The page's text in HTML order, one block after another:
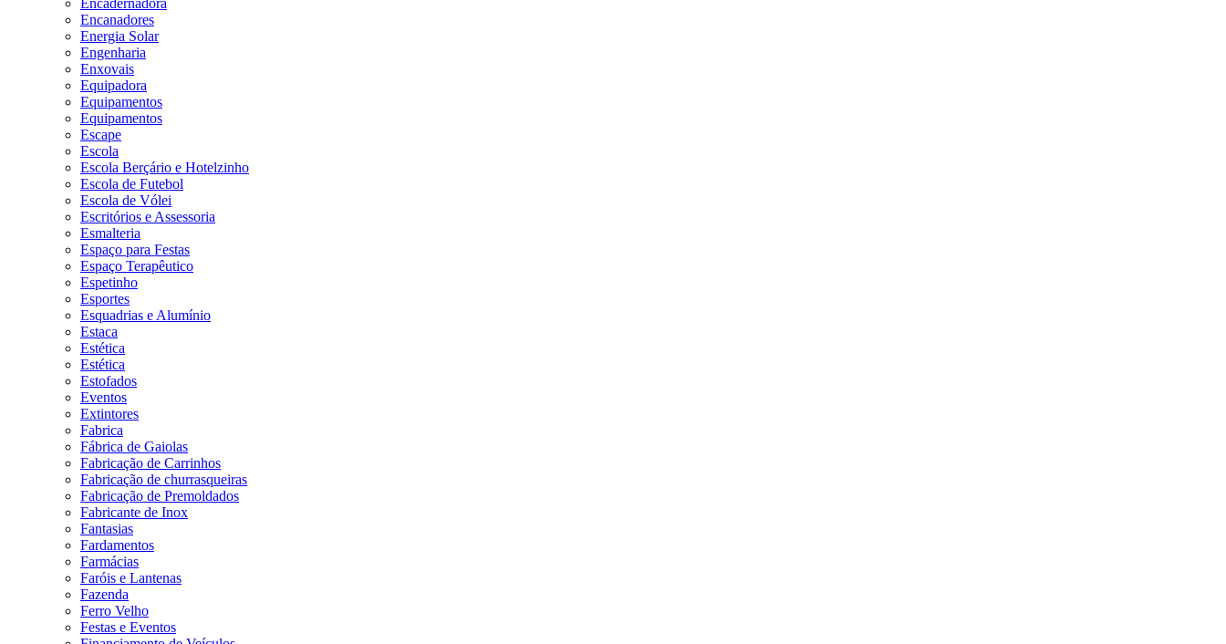
Encadernadora
Encanadores
Energia Solar
Engenharia
Enxovais
Equipadora
Equipamentos
Equipamentos
Escape
Escola
Escola Berçário e Hotelzinho
Escola de Futebol
Escola de Vólei
Escritórios e Assessoria
Esmalteria
Espaço para Festas
Espaço Terapêutico
Espetinho
Esportes
Esquadrias e Alumínio
Estaca
Estética
Estética
Estofados
Eventos
Extintores
Fabrica
Fábrica de Gaiolas
Fabricação de Carrinhos
Fabricação de churrasqueiras
Fabricação de Premoldados
Fabricante de Inox
Fantasias
Fardamentos
Farmácias
Faróis e Lantenas
Fazenda
Ferro Velho
Festas e Eventos